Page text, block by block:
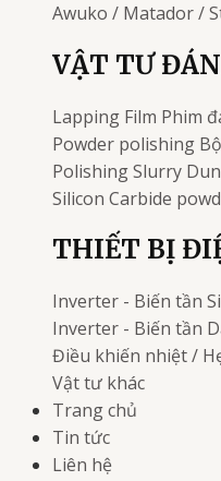
Awuko / Matador /
VẬT TƯ
Lapping Film Phim
Powder polishing
Polishing Slurry
Silicon Carbide
THIẾT BỊ
Inverter - Biến tần
Inverter - Biến tần
Điều khiến nhiệt /
Vật tư khác
Trang chủ
Tin tức
Liên hệ